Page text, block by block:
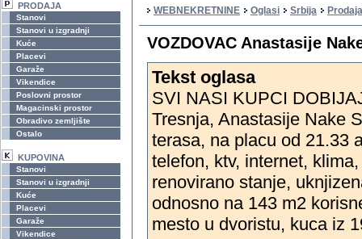
PRODAJA
Stanovi
Stanovi u izgradnji
Kuće
Placevi
Garaže
Vikendice
Poslovni prostor
Magacinski prostor
Obradivo zemljište
Ostalo
KUPOVINA
Stanovi
Stanovi u izgradnji
Kuće
Placevi
Garaže
Vikendice
WEBNEKRETNINE Oglasi Srbija
VOZDOVAC Anastasije
Tekst oglasa
SVI NASI KUPCI
Tresnja, Anastasije Nake
terasa, na placu od 21.33
telefon, ktv, internet,
renovirano stanje,
odnosno na 143 m2
mesto u dvoristu, kuca iz